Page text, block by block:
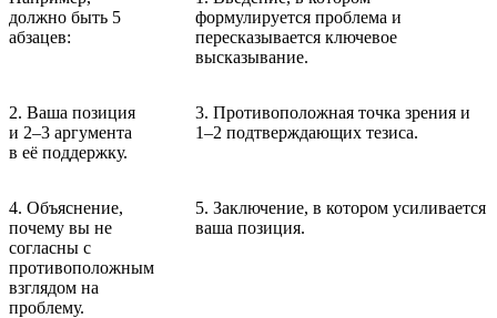
должно быть 5
абзацев:
формулируется проблема и
пересказывается ключевое
высказывание.
2. Ваша позиция
и 2–3 аргумента
в её поддержку.
3. Противоположная точка зрения и
1–2 подтверждающих тезиса.
4. Объяснение,
почему вы не
согласны с
противоположным
взглядом на
проблему.
5. Заключение, в котором усиливается
ваша позиция.